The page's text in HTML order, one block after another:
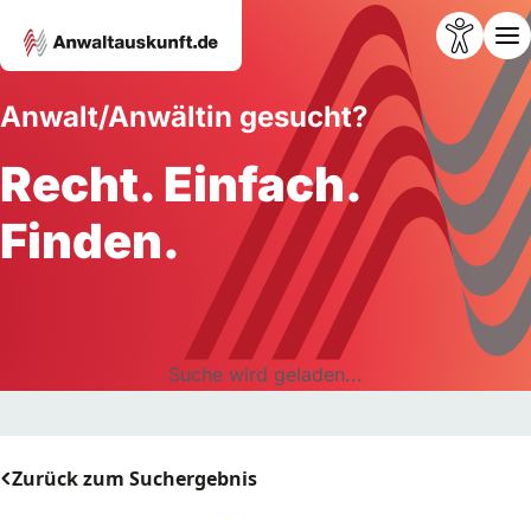
Anwalt/Anwältin gesucht?
Recht. Einfach.
Finden.
Suche wird geladen...
Zurück zum Suchergebnis